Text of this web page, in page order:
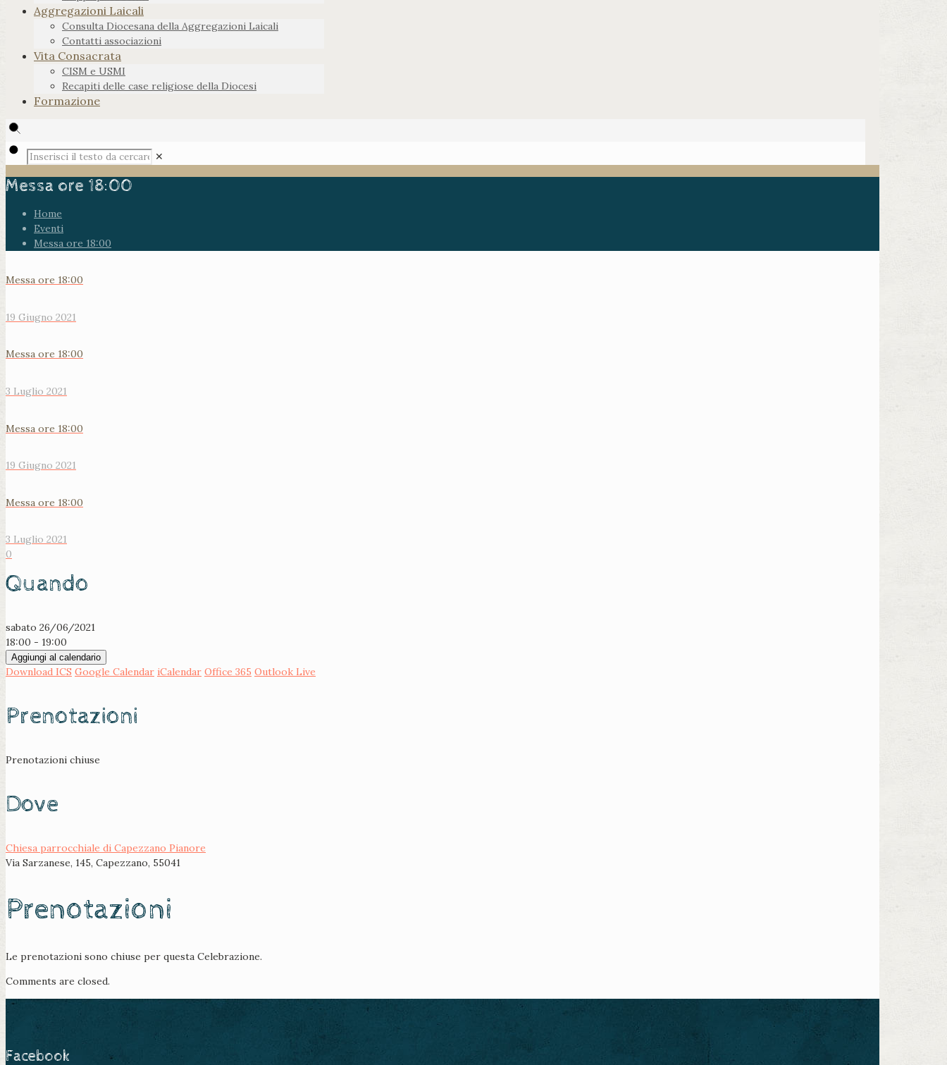
Aggregazioni Laicali
Consulta Diocesana della Aggregazioni Laicali
Contatti associazioni
Vita Consacrata
CISM e USMI
Recapiti delle case religiose della Diocesi
Formazione
✕
Messa ore 18:00
Home
Eventi
Messa ore 18:00
Messa ore 18:00
19 Giugno 2021
Messa ore 18:00
3 Luglio 2021
Messa ore 18:00
19 Giugno 2021
Messa ore 18:00
3 Luglio 2021
0
Quando
sabato 26/06/2021
18:00 - 19:00
Aggiungi al calendario
Download ICS Google Calendar iCalendar Office 365 Outlook Live
Prenotazioni
Prenotazioni chiuse
Dove
Chiesa parrocchiale di Capezzano Pianore
Via Sarzanese, 145, Capezzano, 55041
Prenotazioni
Le prenotazioni sono chiuse per questa Celebrazione.
Comments are closed.
Facebook